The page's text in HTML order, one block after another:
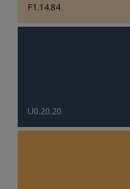
F1.14.84
U0.20.20